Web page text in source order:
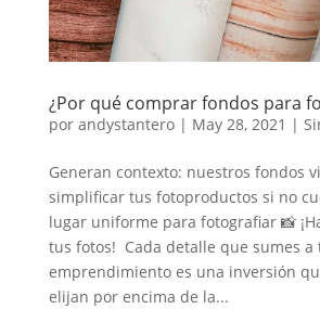
¿Por qué comprar fondos para
por andystantero| May 28, 2021 |
Generan contexto: nuestros fondos
simplificar tus fotoproductos si no
lugar uniforme para fotografiar 📸
tus fotos! Cada detalle que sumes a
emprendimiento es una inversión
elijan por encima de la...